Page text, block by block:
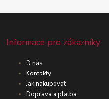
Informace pro zákazníky
O nás
Kontakty
Jak nakupovat
Doprava a platba